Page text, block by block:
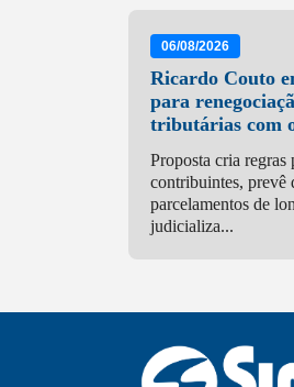
06/08/2026
Ricardo Couto
para
tributárias com
Proposta cria regras
contribuintes, prevê
parcelamentos de
judicializa...